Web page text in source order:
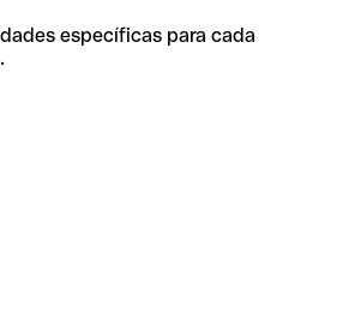
específicas para cada